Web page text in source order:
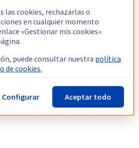
las cookies, rechazarlas o
en cualquier momento
«Gestionar mis cookies»
puede consultar nuestra política
de cookies.
Configurar Aceptar todo